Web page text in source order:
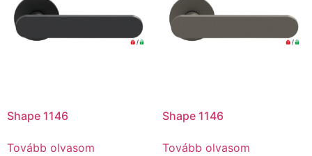
Shape 1146
Tovább olvasom
Shape 1146
Tovább olvasom